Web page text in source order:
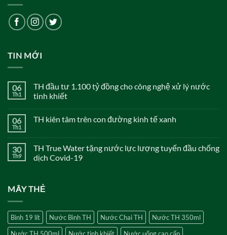
TIN MỚI
06
Th1
TH đầu tư 1.100 tỷ đồng cho công nghệ xử lý nước
tinh khiết
bình
đầu
tư
1.100
công
nghệ
nước
tinh
khiết
06
Th1
TH kiên tâm trên con đường kinh tế xanh
luận
ở
TH
con
xanh
30
Th9
TH True Water tặng nước lực lượng tuyến đầu chống
dịch Covid-19
luận
ở
Water
tặng
nước
lực
MÂY THẺ
Bình 19 lít Nước Bình TH Nước Chai TH
Nước TH 350ml
Nước TH 500ml
Nước tinh khiết Nước uống cao cấp